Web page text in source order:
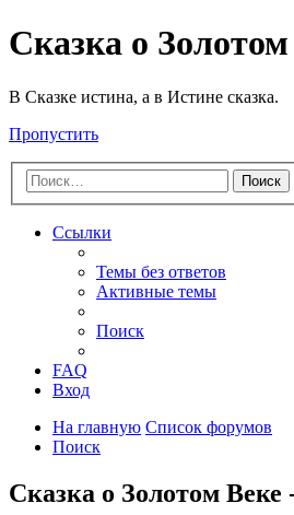
Сказка о
В Сказке истина, а в Истине сказка.
Пропустить
Поиск
Ссылки
Темы без ответов
Активные темы
Поиск
FAQ
Вход
На главную Список форумов
Поиск
Сказка о Золотом